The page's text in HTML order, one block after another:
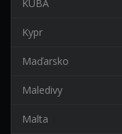
KUBA
Kypr
Maďarsko
Maledivy
Malta